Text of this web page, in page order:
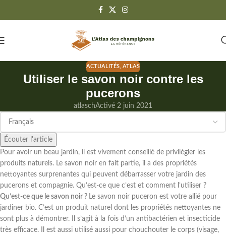
ACTUALITÉS ATLAS
Utiliser le savon noir contre les
pucerons
atlaschActivé 2 juin 2021
Écouter l'article
Pour avoir un beau jardin, il est vivement conseillé de privilégier les
produits naturels. Le savon noir en fait partie, il a des propriétés
nettoyantes surprenantes qui peuvent débarrasser votre jardin des
pucerons et compagnie. Qu’est-ce que c’est et comment l’utiliser ?
Qu’est-ce que le savon noir ? Le savon noir puceron est votre allié pour
jardiner bio. C’est un produit naturel dont les propriétés nettoyantes ne
sont plus à démontrer. Il s’agit à la fois d’un antibactérien et insecticide
très efficace. Il est aussi utilisé aussi pour chouchouter le corps (visage,